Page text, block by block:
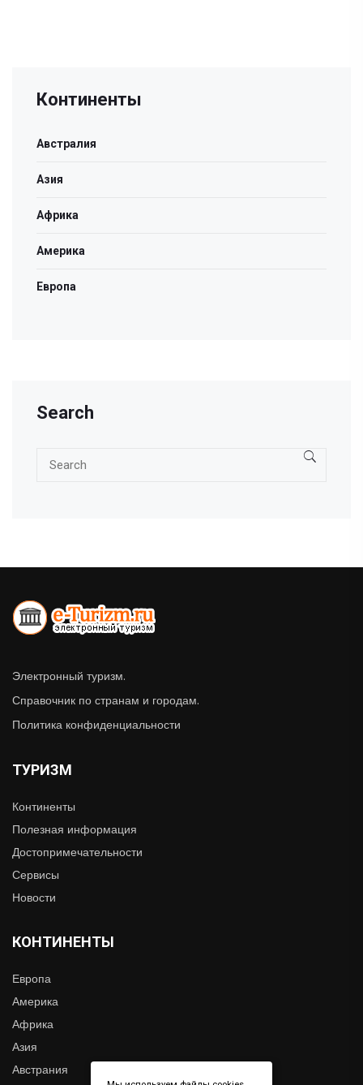
Континенты
Австралия
Азия
Африка
Америка
Европа
Search
Электронный туризм.
Справочник по странам и городам.
Политика конфиденциальности
ТУРИЗМ
Континенты
Полезная информация
Достопримечательности
Сервисы
Новости
КОНТИНЕНТЫ
Европа
Америка
Африка
Азия
Австрания